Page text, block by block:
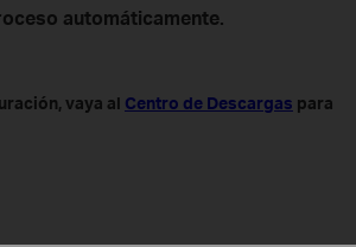
automáticamente.
vaya al Centro de Descargas para